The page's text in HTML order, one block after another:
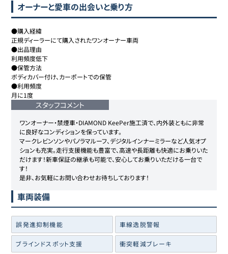
オーナーと愛車の出会いと乗り方
●購入経緯
正規ディーラーにて購入されたワンオーナー車両
●出品理由
利用頻度低下
●保管方法
ボディカバー付け、カーポートでの保管
●利用頻度
月に1度
スタッフコメント
ワンオーナー・禁煙車・DIAMOND KeePer施工済で、内外装ともに非常
に良好なコンディションを保っています。
マークレビンソンやパノラマルーフ、デジタルインナーミラーなど人気オプ
ションも充実。走行支援機能も豊富で、高速や長距離も快適にお乗りいた
だけます！新車保証の継承も可能で、安心してお乗りいただける一台で
す！
是非、お気軽にお問い合わせお待ちしております！
車両装備
誤発進抑制機能 車線逸脱警報
ブラインドスポット支援 衝突軽減ブレーキ